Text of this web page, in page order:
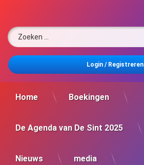
inhoud
Login /Registreren
Home Boekingen
De Agenda van De Sint 2025
Nieuws media